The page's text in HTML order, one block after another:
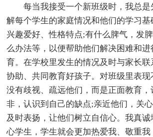
每当我接受一个新班级时，我总是
解每个学生的家庭情况和他们的学习基
兴趣爱好、性格特点;有什么脾气，发
么办法等，以便帮助他们解决困难和
育。在学校里发生的情况及时与家长
协助、共同教育好孩子。对班级里表
没有歧视、疏远他们，而是正面教育，
非，认识到自己的缺点;亲近他们，关
及时表扬，让他们树立自信心。我真
心学生，学生就会更加热爱我、敬重